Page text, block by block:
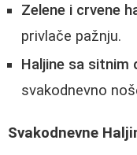
Zelene i crvene
privlače pažnju.
Haljine sa sitnim
svakodnevno
Svakodnevne